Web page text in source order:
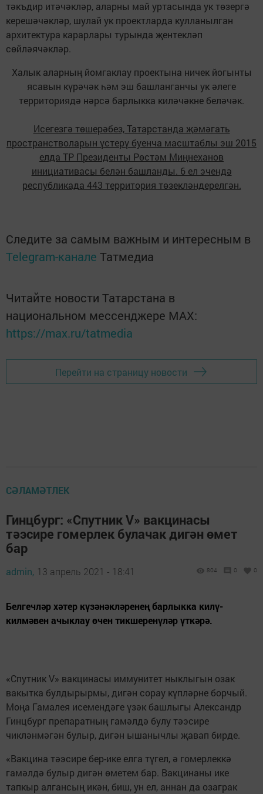
тәкъдир итәчәкләр, аларны май уртасында ук төзергә
керешәчәкләр, шулай ук проектларда кулланылган
архитектура карарлары турында җентекләп
сөйләячәкләр.
Халык аларның йомгаклау проектына ничек йогынты
ясавын күрәчәк һәм эш башланганчы ук әлеге
территориядә нәрсә барлыкка киләчәкне беләчәк.
Исегезгә төшерәбез, Татарстанда җәмәгать
пространстволарын үстерү буенча масштаблы эш 2015
елда ТР Президенты Рөстәм Миңнеханов
инициативасы белән башланды. 6 ел эчендә
республикада 443 территория төзекләндерелгән.
Следите за самым важным и интересным в
Telegram-канале Татмедиа
Читайте новости Татарстана в
национальном мессенджере MАХ:
https://max.ru/tatmedia
Перейти на страницу новости
СӘЛАМӘТЛЕК
Гинцбург: «Спутник V» вакцинасы
тәэсире гомерлек булачак дигән өмет
бар
admin, 13 апрель 2021 - 18:41 804 0 0
Белгечләр хәтер күзәнәкләренең барлыкка килү-
килмәвен ачыклау өчен тикшеренүләр үткәрә.
«Спутник V» вакцинасы иммунитет ныклыгын озак
вакытка булдырырмы, дигән сорау күпләрне борчый.
Моңа Гамалея исемендәге үзәк башлыгы Александр
Гинцбург препаратның гамәлдә булу тәэсире
чикләнмәгән булыр, дигән ышанычлы җавап бирде.
«Вакцина тәэсире бер-ике елга түгел, ә гомерлеккә
гамәлдә булыр дигән өметем бар. Вакцинаны ике
тапкыр алгансың икән, биш, ун ел, аннан да озаграк